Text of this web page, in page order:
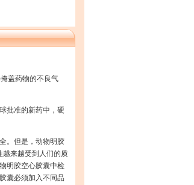
盖药物的不良气
批准的新药中，硬
。但是，动物明胶
越来越受到人们的质
明胶空心胶囊中检
囊必须加入不同品